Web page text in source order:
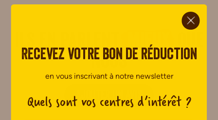
Ils en parlent mieux que
nous
AJOUTER UN AVIS
Recevez votre bon de réduction
en vous inscrivant à notre newsletter
Quels sont vos centres d’intérêt ?